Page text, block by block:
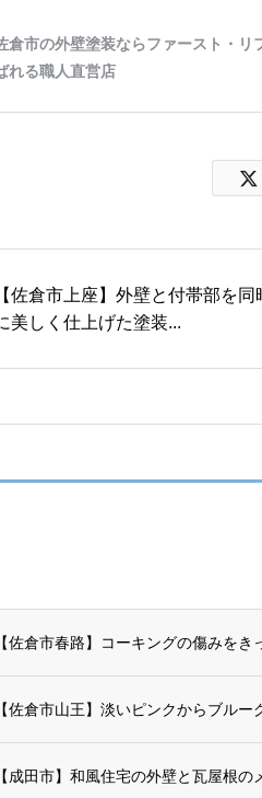
【佐倉市上座】外壁と付帯部を同
美しく仕上げた塗装...
【佐倉市春路】コーキングの傷みを
【佐倉市山王】淡いピンクからブル
【成田市】和風住宅の外壁と瓦屋根の